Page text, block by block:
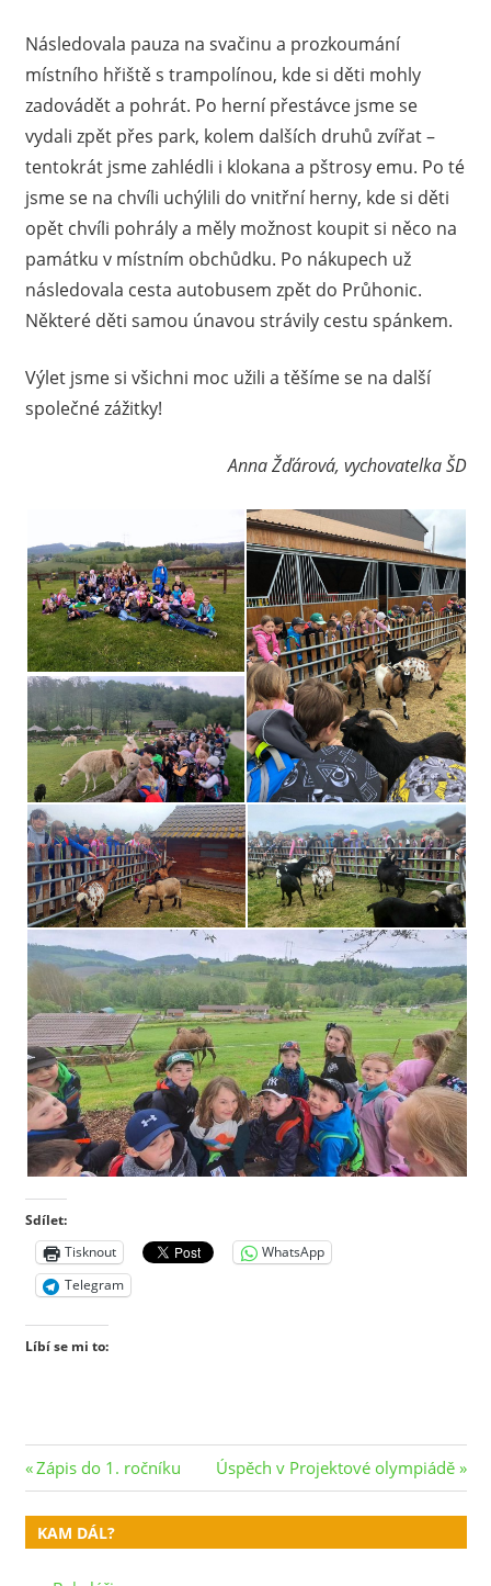
Následovala pauza na svačinu a prozkoumání
místního hřiště s trampolínou, kde si děti mohly
zadovádět a pohrát. Po herní přestávce jsme se
vydali zpět přes park, kolem dalších druhů zvířat –
tentokrát jsme zahlédli i klokana a pštrosy emu. Po té
jsme se na chvíli uchýlili do vnitřní herny, kde si děti
opět chvíli pohrály a měly možnost koupit si něco na
památku v místním obchůdku. Po nákupech už
následovala cesta autobusem zpět do Průhonic.
Některé děti samou únavou strávily cestu spánkem.
Výlet jsme si všichni moc užili a těšíme se na další
společné zážitky!
Anna Žďárová, vychovatelka ŠD
Sdílet:
Tisknout
WhatsApp
Telegram
Líbí se mi to:
Navigace
pro
příspěvek
Previous
Post:
Zápis do 1. ročníku
Next
Post:
Úspěch v Projektové olympiádě
KAM DÁL?